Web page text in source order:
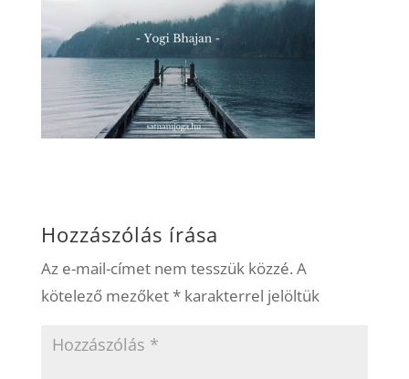
Hozzászólás írása
Az e-mail-címet nem tesszük közzé. A
kötelező mezőket*karakterrel jelöltük